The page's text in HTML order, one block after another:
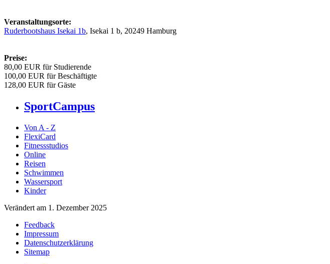
Veranstaltungsorte:
Ruderbootshaus Isekai 1b, Isekai 1 b, 20249 Hamburg
Preise:
80,00 EUR für Studierende
100,00 EUR für Beschäftigte
128,00 EUR für Gäste
SportCampus
Von A - Z
FlexiCard
Fitnessstudios
Online
Reisen
Schwimmen
Wassersport
Kinder
Verändert am 1. Dezember 2025
Feedback
Impressum
Datenschutzerklärung
Sitemap